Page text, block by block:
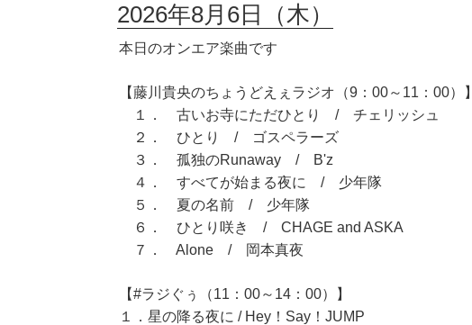
2026年8月6日（木）
本日のオンエア楽曲です
【藤川貴央のちょうどえぇラジオ（9：00～11：00）】
１． 古いお寺にただひとり / チェリッシュ
２． ひとり / ゴスペラーズ
３． 孤独のRunaway / B'z
４． すべてが始まる夜に / 少年隊
５． 夏の名前 / 少年隊
６． ひとり咲き / CHAGE and ASKA
７． Alone / 岡本真夜
【#ラジぐぅ（11：00～14：00）】
１．星の降る夜に / Hey！Say！JUMP